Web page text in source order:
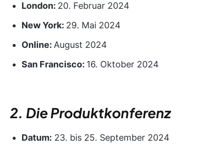
London: 20. Februar 2024
New York: 29. Mai 2024
Online: August 2024
San Francisco: 16. Oktober 2024
2. Die Produktkonferenz
Datum: 23. bis 25. September 2024